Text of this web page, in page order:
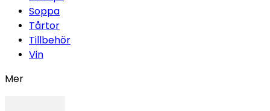
Soppa
Tårtor
Tillbehör
Vin
Mer